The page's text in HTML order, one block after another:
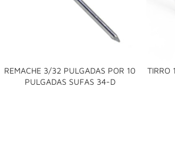
REMACHE 3/32 PULGADAS POR 10
PULGADAS SUFAS 34-D

TIRRO